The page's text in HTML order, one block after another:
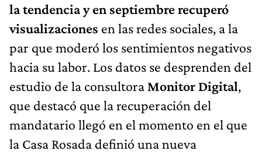
la tendencia y en septiembre recuperó
visualizaciones en las redes sociales, a la
par que moderó los sentimientos negativos
hacia su labor. Los datos se desprenden del
estudio de la consultora Monitor Digital,
que destacó que la recuperación del
mandatario llegó en el momento en el que
la Casa Rosada definió una nueva